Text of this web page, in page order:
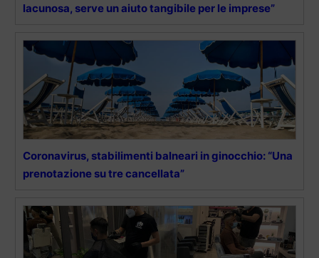
lacunosa, serve un aiuto tangibile per le imprese”
Coronavirus, stabilimenti balneari in ginocchio: “Una
prenotazione su tre cancellata”